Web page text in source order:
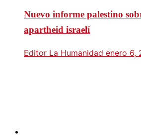
Nuevo informe palestino
apartheid israelí
Editor La Humanidad enero 6,